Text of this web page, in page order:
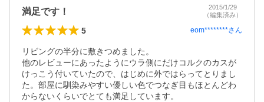
満足です！
2015/1/29
（編集済み）
5 eom********さん
リビングの半分に敷きつめました。
他のレビューにあったようにウラ側にだけコルクのカスが
けっこう付いていたので、はじめに外ではらってとりまし
た。部屋に馴染みやすい優しい色でつなぎ目もほとんどわ
からないくらいでとても満足しています。